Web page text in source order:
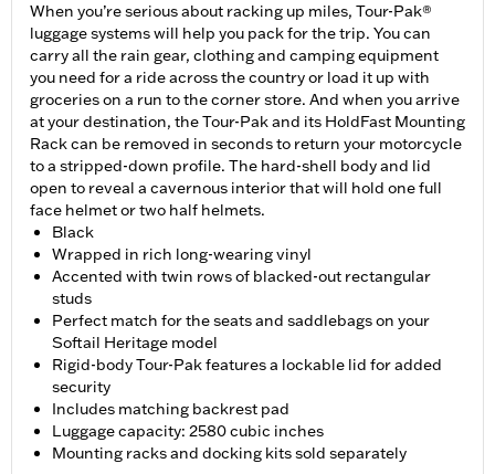
When you’re serious about racking up miles, Tour-Pak®
luggage systems will help you pack for the trip. You can
carry all the rain gear, clothing and camping equipment
you need for a ride across the country or load it up with
groceries on a run to the corner store. And when you arrive
at your destination, the Tour-Pak and its HoldFast Mounting
Rack can be removed in seconds to return your motorcycle
to a stripped-down profile. The hard-shell body and lid
open to reveal a cavernous interior that will hold one full
face helmet or two half helmets.
Black
Wrapped in rich long-wearing vinyl
Accented with twin rows of blacked-out rectangular
studs
Perfect match for the seats and saddlebags on your
Softail Heritage model
Rigid-body Tour-Pak features a lockable lid for added
security
Includes matching backrest pad
Luggage capacity: 2580 cubic inches
Mounting racks and docking kits sold separately